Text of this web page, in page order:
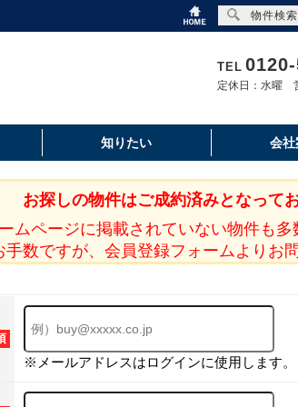
TEL
定休日：水曜
知りたい 会社
お探しの物件はご成約済みとなってお
ムページに掲載されていない物件も多
手数ですが、会員登録フォームよりお
※メールアドレスはログインに使用します。
物件検索